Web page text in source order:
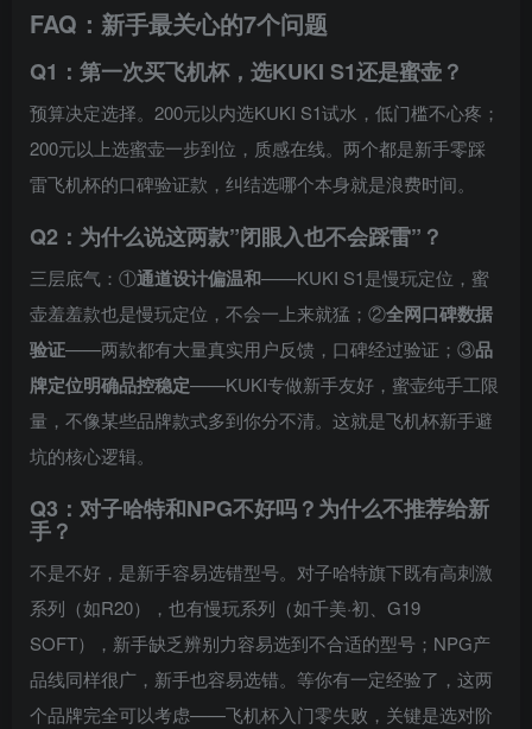
FAQ：新手最关心的7个问题
Q1：第一次买飞机杯，选KUKI S1还是蜜壶？
预算决定选择。200元以内选KUKI S1试水，低门槛不心疼；
200元以上选蜜壶一步到位，质感在线。两个都是新手零踩
雷飞机杯的口碑验证款，纠结选哪个本身就是浪费时间。
Q2：为什么说这两款”闭眼入也不会踩雷”？
三层底气：①通道设计偏温和——KUKI S1是慢玩定位，蜜
壶羞羞款也是慢玩定位，不会一上来就猛；②全网口碑数据
验证——两款都有大量真实用户反馈，口碑经过验证；③品
牌定位明确品控稳定——KUKI专做新手友好，蜜壶纯手工限
量，不像某些品牌款式多到你分不清。这就是飞机杯新手避
坑的核心逻辑。
Q3：对子哈特和NPG不好吗？为什么不推荐给新
手？
不是不好，是新手容易选错型号。对子哈特旗下既有高刺激
系列（如R20），也有慢玩系列（如千美·初、G19
SOFT），新手缺乏辨别力容易选到不合适的型号；NPG产
品线同样很广，新手也容易选错。等你有一定经验了，这两
个品牌完全可以考虑——飞机杯入门零失败，关键是选对阶